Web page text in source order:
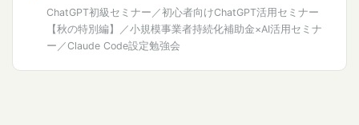
ChatGPT初級セミナー／初心者向けChatGPT活用セミナー
【秋の特別編】／小規模事業者持続化補助金×AI活用セミナ
ー／Claude Code設定勉強会